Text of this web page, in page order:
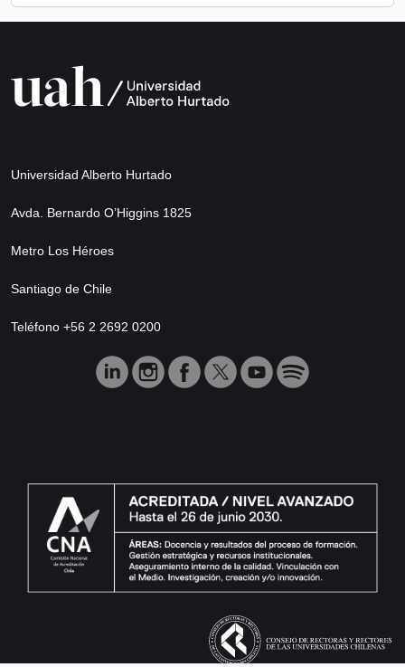
Universidad Alberto Hurtado
Avda. Bernardo O’Higgins 1825
Metro Los Héroes
Santiago de Chile
Teléfono +56 2 2692 0200